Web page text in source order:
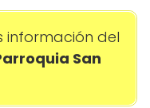
información del
San